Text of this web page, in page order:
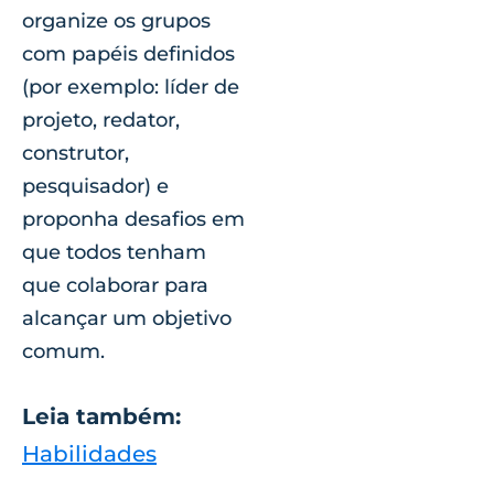
organize os grupos
com papéis definidos
(por exemplo: líder de
projeto, redator,
construtor,
pesquisador) e
proponha desafios em
que todos tenham
que colaborar para
alcançar um objetivo
comum.
Leia também:
Habilidades